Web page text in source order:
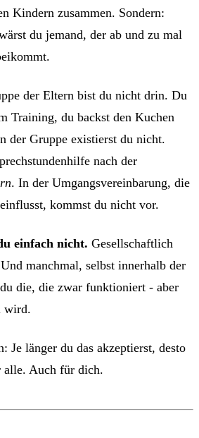
Kindern zusammen. Sondern:
du jemand, der ab und zu mal
der Eltern bist du nicht drin. Du
Training, du backst den Kuchen
der Gruppe existierst du nicht.
nach der
. In der Umgangsvereinbarung, die
kommst du nicht vor.
einfach nicht. Gesellschaftlich
manchmal, selbst innerhalb der
die, die zwar funktioniert - aber
wird.
Je länger du das akzeptierst, desto
alle. Auch für dich.